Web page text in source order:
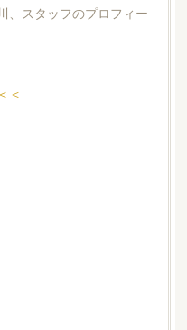
、スタッフのプロフィー
＜